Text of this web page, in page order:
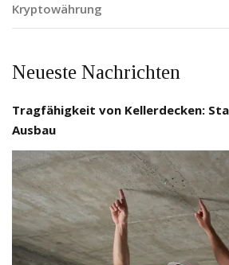
Kryptowährung
Neueste Nachrichten
Tragfähigkeit von Kellerdecken:
Ausbau